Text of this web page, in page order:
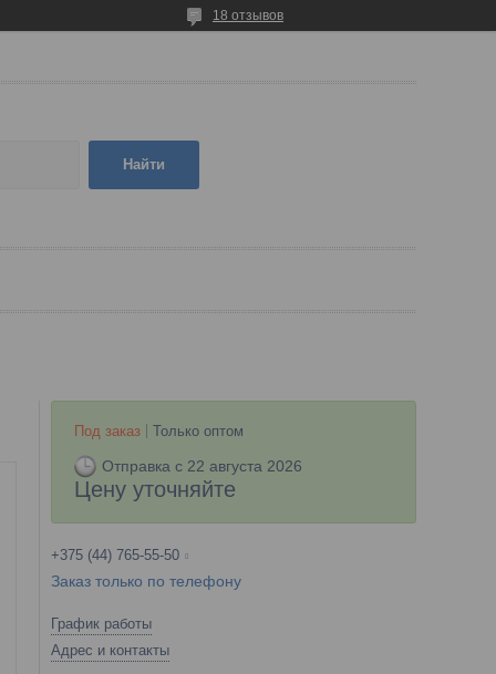
18 отзывов
Найти
Под заказ Только оптом
Отправка с 22 августа 2026
Цену уточняйте
+375 (44) 765-55-50
Заказ только по телефону
График работы
Адрес и контакты